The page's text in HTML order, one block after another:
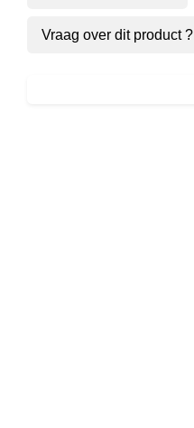
Vraag over dit product ?